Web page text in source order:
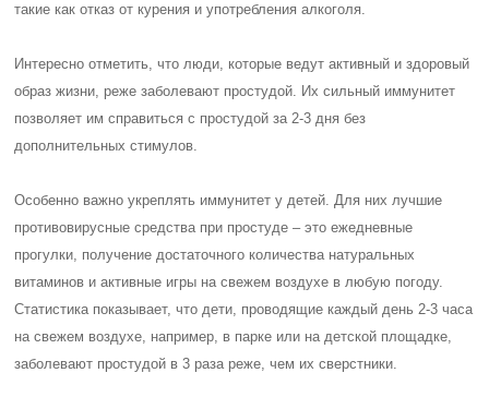
такие как отказ от курения и употребления алкоголя.
Интересно отметить, что люди, которые ведут активный и здоровый
образ жизни, реже заболевают простудой. Их сильный иммунитет
позволяет им справиться с простудой за 2-3 дня без
дополнительных стимулов.
Особенно важно укреплять иммунитет у детей. Для них лучшие
противовирусные средства при простуде – это ежедневные
прогулки, получение достаточного количества натуральных
витаминов и активные игры на свежем воздухе в любую погоду.
Статистика показывает, что дети, проводящие каждый день 2-3 часа
на свежем воздухе, например, в парке или на детской площадке,
заболевают простудой в 3 раза реже, чем их сверстники.